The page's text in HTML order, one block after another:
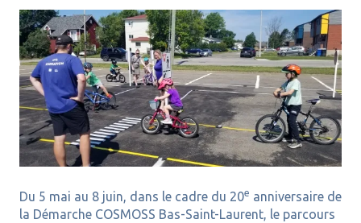
Du 5 mai au 8 juin, dans le cadre du 20e anniversaire de
la Démarche COSMOSS Bas-Saint-Laurent, le parcours